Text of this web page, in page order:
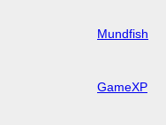
Mundfish
GameXP